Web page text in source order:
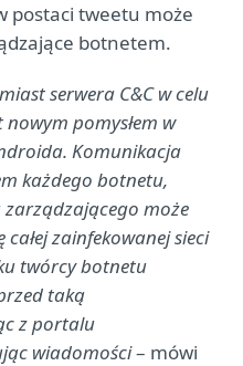
postaci tweetu może
botnetem.
serwera C&C w celu
pomysłem w
Komunikacja
każdego botnetu,
zarządzającego może
zainfekowanej sieci
twórcy botnetu
taką
z portalu
wiadomości– mówi